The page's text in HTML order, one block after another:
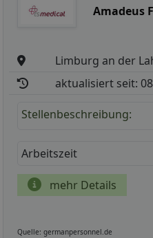
Amadeus
Limburg an der
aktualisiert seit:
Stellenbeschreibung:
Arbeitszeit
mehr Details
Quelle: germanpersonnel.de